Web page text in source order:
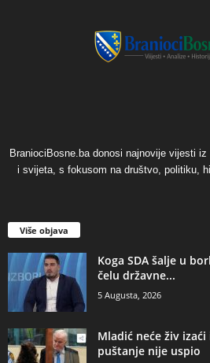
BraniociBosne.ba donosi najnovije vijesti
i svijeta, s fokusom na društvo, politiku,
Više objava
​Koga SDA šalje u
čelu državne...
5 Augusta, 2026
​Mladić neće živ
puštanje nije uspio